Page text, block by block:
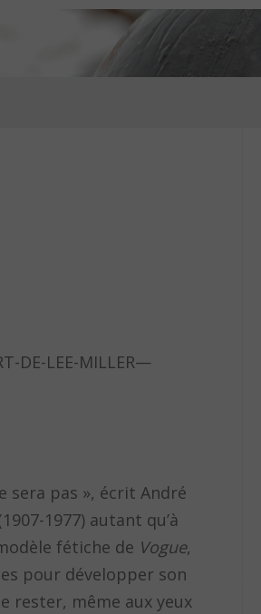
DE-LEE-MILLER—
sera pas », écrit André
1977) autant qu’à
fétiche de Vogue,
pour développer son
rester, même aux yeux